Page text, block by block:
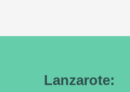
Lanzarote: